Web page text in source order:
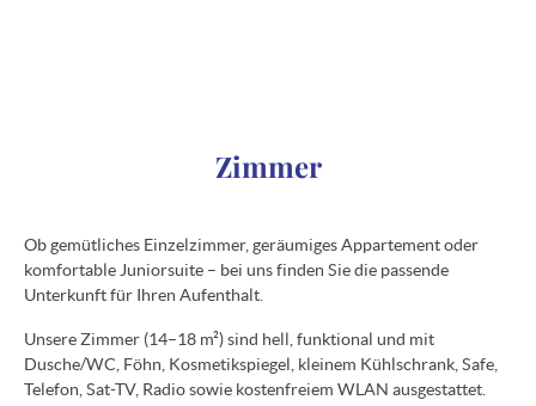
Zimmer
Ob gemütliches Einzelzimmer, geräumiges Appartement oder
komfortable Juniorsuite – bei uns finden Sie die passende
Unterkunft für Ihren Aufenthalt.
Unsere Zimmer (14–18 m²) sind hell, funktional und mit
Dusche/WC, Föhn, Kosmetikspiegel, kleinem Kühlschrank, Safe,
Telefon, Sat-TV, Radio sowie kostenfreiem WLAN ausgestattet.